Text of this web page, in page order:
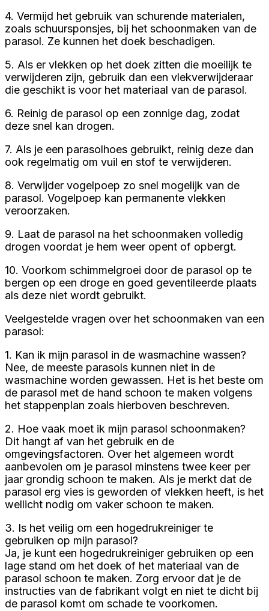
4. Vermijd het gebruik van schurende materialen,
zoals schuursponsjes, bij het schoonmaken van de
parasol. Ze kunnen het doek beschadigen.
5. Als er vlekken op het doek zitten die moeilijk te
verwijderen zijn, gebruik dan een vlekverwijderaar
die geschikt is voor het materiaal van de parasol.
6. Reinig de parasol op een zonnige dag, zodat
deze snel kan drogen.
7. Als je een parasolhoes gebruikt, reinig deze dan
ook regelmatig om vuil en stof te verwijderen.
8. Verwijder vogelpoep zo snel mogelijk van de
parasol. Vogelpoep kan permanente vlekken
veroorzaken.
9. Laat de parasol na het schoonmaken volledig
drogen voordat je hem weer opent of opbergt.
10. Voorkom schimmelgroei door de parasol op te
bergen op een droge en goed geventileerde plaats
als deze niet wordt gebruikt.
Veelgestelde vragen over het schoonmaken van een
parasol:
1. Kan ik mijn parasol in de wasmachine wassen?
Nee, de meeste parasols kunnen niet in de
wasmachine worden gewassen. Het is het beste om
de parasol met de hand schoon te maken volgens
het stappenplan zoals hierboven beschreven.
2. Hoe vaak moet ik mijn parasol schoonmaken?
Dit hangt af van het gebruik en de
omgevingsfactoren. Over het algemeen wordt
aanbevolen om je parasol minstens twee keer per
jaar grondig schoon te maken. Als je merkt dat de
parasol erg vies is geworden of vlekken heeft, is het
wellicht nodig om vaker schoon te maken.
3. Is het veilig om een hogedrukreiniger te
gebruiken op mijn parasol?
Ja, je kunt een hogedrukreiniger gebruiken op een
lage stand om het doek of het materiaal van de
parasol schoon te maken. Zorg ervoor dat je de
instructies van de fabrikant volgt en niet te dicht bij
de parasol komt om schade te voorkomen.